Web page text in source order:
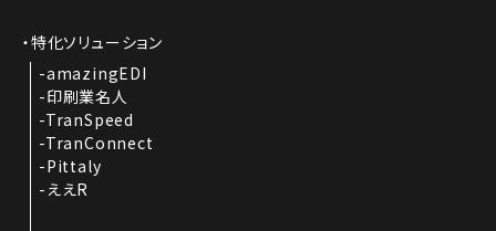
特化ソリューション
amazingEDI
印刷業名人
TranSpeed
TranConnect
Pittaly
ええR